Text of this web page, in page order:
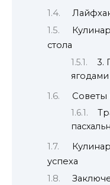
стола
3.
ягодами
Советы
успеха